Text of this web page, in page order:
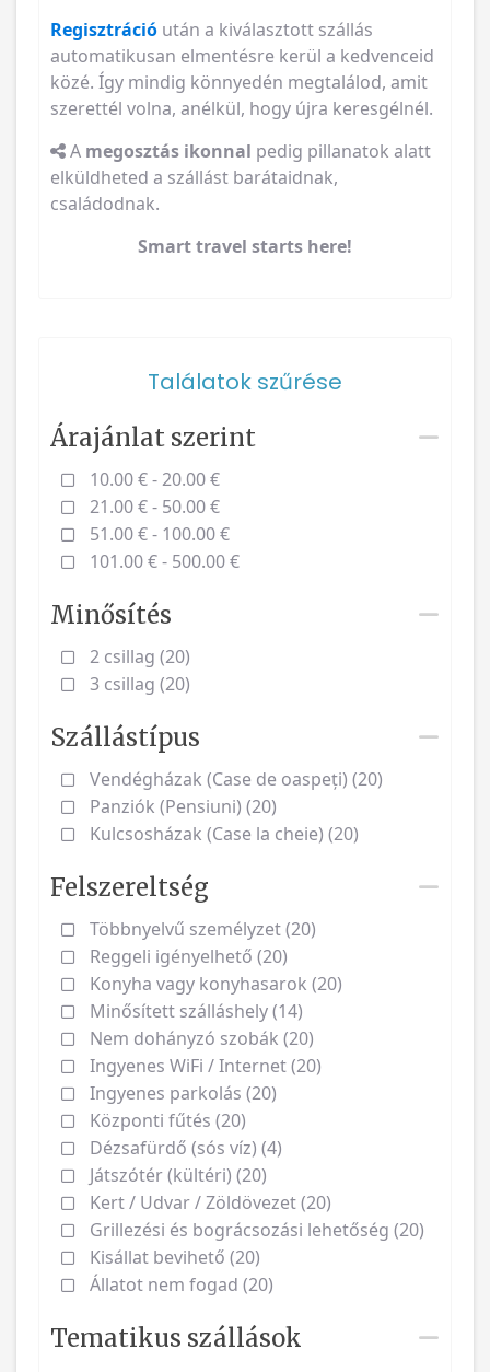
Regisztráció után a kiválasztott szállás
automatikusan elmentésre kerül a kedvenceid
közé. Így mindig könnyedén megtalálod, amit
szerettél volna, anélkül, hogy újra keresgélnél.
A megosztás ikonnal pedig pillanatok alatt
elküldheted a szállást barátaidnak,
családodnak.
Smart travel starts here!
Találatok szűrése
Árajánlat szerint
10.00 € - 20.00 €
21.00 € - 50.00 €
51.00 € - 100.00 €
101.00 € - 500.00 €
Minősítés
2 csillag (20)
3 csillag (20)
Szállástípus
Vendégházak (Case de oaspeți) (20)
Panziók (Pensiuni) (20)
Kulcsosházak (Case la cheie) (20)
Felszereltség
Többnyelvű személyzet (20)
Reggeli igényelhető (20)
Konyha vagy konyhasarok (20)
Minősített szálláshely (14)
Nem dohányzó szobák (20)
Ingyenes WiFi / Internet (20)
Ingyenes parkolás (20)
Központi fűtés (20)
Dézsafürdő (sós víz) (4)
Játszótér (kültéri) (20)
Kert / Udvar / Zöldövezet (20)
Grillezési és bográcsozási lehetőség (20)
Kisállat bevihető (20)
Állatot nem fogad (20)
Tematikus szállások